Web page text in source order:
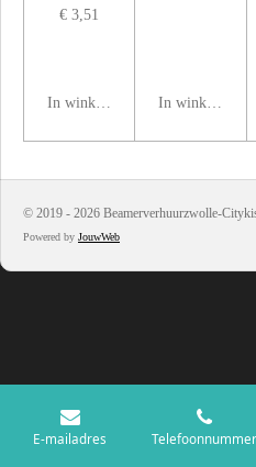
€ 3,51
In winkelwagen In winkelwagen
© 2019 - 2026 Beamerverhuurzwolle-
Powered by JouwWeb
E-mailadres Telefoonnummer